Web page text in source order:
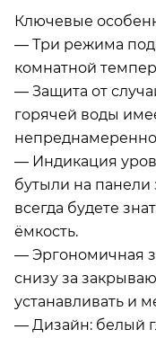
Ключевые
— Три режима
комнатной
— Защита от
горячей воды
— Индикация
бутыли на панели
всегда будете
ёмкость.
— Эргономичная
снизу за
устанавливать и
— Дизайн: белый